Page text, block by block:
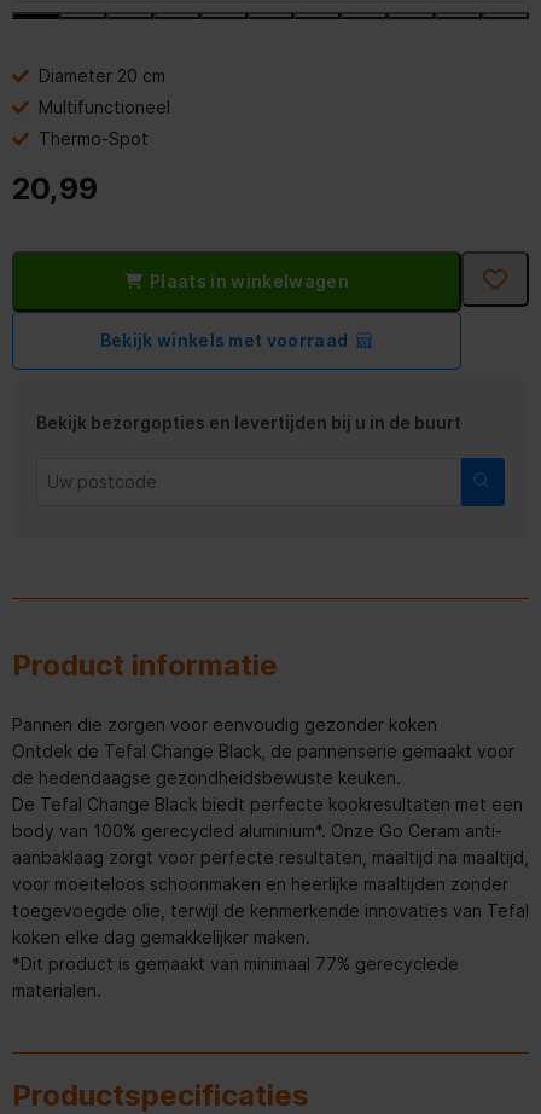
Diameter 20 cm
Multifunctioneel
Thermo-Spot
20,99
Plaats in winkelwagen
Bekijk winkels met voorraad
Bekijk bezorgopties en levertijden bij u in de buurt
Product informatie
Pannen die zorgen voor eenvoudig gezonder koken
Ontdek de Tefal Change Black, de pannenserie gemaakt voor
de hedendaagse gezondheidsbewuste keuken.
De Tefal Change Black biedt perfecte kookresultaten met een
body van 100% gerecycled aluminium*. Onze Go Ceram anti-
aanbaklaag zorgt voor perfecte resultaten, maaltijd na maaltijd,
voor moeiteloos schoonmaken en heerlijke maaltijden zonder
toegevoegde olie, terwijl de kenmerkende innovaties van Tefal
koken elke dag gemakkelijker maken.
*Dit product is gemaakt van minimaal 77% gerecyclede
materialen.
Productspecificaties